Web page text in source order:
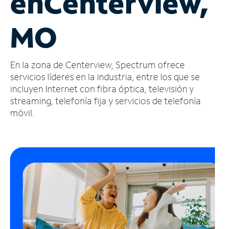
cuenta
Encuentra
tienda
MO
En la zona de Centerview, Spectrum ofrece
servicios líderes en la industria, entre los que se
incluyen Internet con fibra óptica, televisión y
streaming, telefonía fija y servicios de telefonía
móvil.